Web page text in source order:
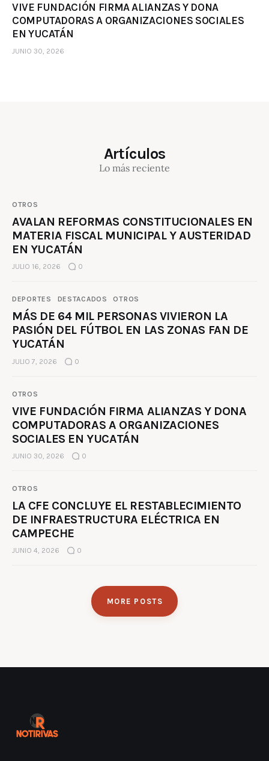
VIVE FUNDACIÓN FIRMA ALIANZAS Y DONA
COMPUTADORAS A ORGANIZACIONES SOCIALES
EN YUCATÁN
JUNIO 30, 2026
Artículos
Lo más reciente
OTROS
AVALAN REFORMAS CONSTITUCIONALES EN
MATERIA FISCAL MUNICIPAL Y AUSTERIDAD
EN YUCATÁN
JULIO 16, 2026 0
DEPORTES DESTACADOS OTROS
MÁS DE 64 MIL PERSONAS VIVIERON LA
PASIÓN DEL FÚTBOL EN LAS ZONAS FAN DE
YUCATÁN
JULIO 7, 2026 0
OTROS
VIVE FUNDACIÓN FIRMA ALIANZAS Y DONA
COMPUTADORAS A ORGANIZACIONES
SOCIALES EN YUCATÁN
JUNIO 30, 2026 0
OTROS
LA CFE CONCLUYE EL RESTABLECIMIENTO
DE INFRAESTRUCTURA ELÉCTRICA EN
CAMPECHE
JUNIO 4, 2026 0
MORE POSTS